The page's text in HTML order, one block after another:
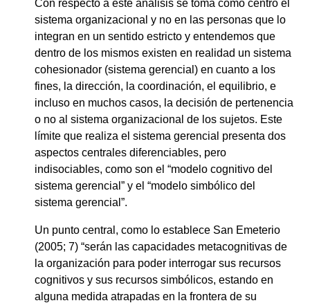
Con respecto a este análisis se toma como centro el
sistema organizacional y no en las personas que lo
integran en un sentido estricto y entendemos que
dentro de los mismos existen en realidad un sistema
cohesionador (sistema gerencial) en cuanto a los
fines, la dirección, la coordinación, el equilibrio, e
incluso en muchos casos, la decisión de pertenencia
o no al sistema organizacional de los sujetos. Este
límite que realiza el sistema gerencial presenta dos
aspectos centrales diferenciables, pero
indisociables, como son el “modelo cognitivo del
sistema gerencial” y el “modelo simbólico del
sistema gerencial”.
Un punto central, como lo establece San Emeterio
(2005; 7) “serán las capacidades metacognitivas de
la organización para poder interrogar sus recursos
cognitivos y sus recursos simbólicos, estando en
alguna medida atrapadas en la frontera de su